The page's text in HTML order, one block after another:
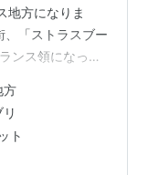
地方になりま
、「ストラスブー
ンス領になった
ドイツ風の特
畳がとても可
ある観光地で
！ コルマールの
方
ト